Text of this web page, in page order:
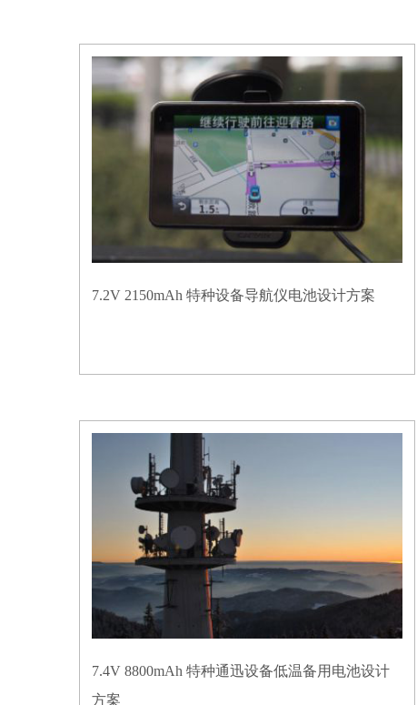
7.2V 2150mAh 特种设备导航仪电池设计方案
7.4V 8800mAh 特种通迅设备低温备用电池设计
方案